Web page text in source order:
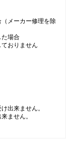
メーカー修理を除
た場合
おりません
出来ません。
ません。